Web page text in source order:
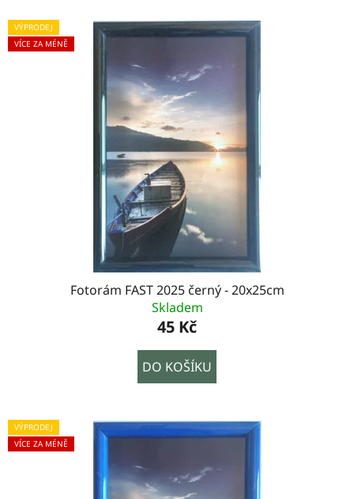
VÝPRODEJ
VÍCE ZA MÉNĚ
Fotorám FAST 2025 černý - 20x25cm
Skladem
45 Kč
DO KOŠÍKU
VÝPRODEJ
VÍCE ZA MÉNĚ